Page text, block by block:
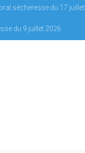
sècheresse du 17 juillet
du 9 juillet 2026